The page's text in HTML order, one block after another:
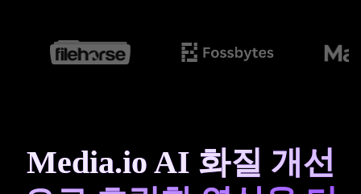
Media.io AI 화질 개선